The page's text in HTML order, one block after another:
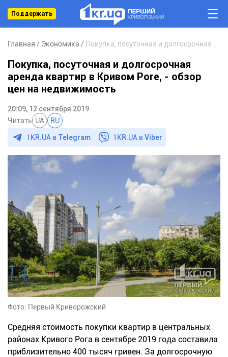
Поддержать
Главная Экономика
Покупка, посуточная и долгосрочная
аренда квартир в Кривом Роге, - обзор
цен на недвижимость
20:09, 12 сентября 2019
Читать UA RU
1KR.UA в Telegram 1KR.UA вViber
Фото: Первый Криворожский
Средняя стоимость покупки квартир в центральных
районах Кривого Рога в сентябре 2019 года составила
приблизительно 400 тысяч гривен. За долгосрочную